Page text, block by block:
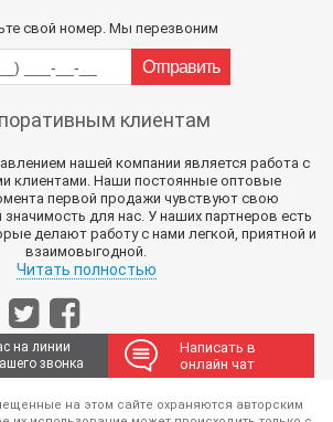
свой номер. Мы перезвоним
клиентам
нашей компании является работа с
клиентами. Наши постоянные оптовые
первой продажи чувствуют свою
для нас. У наших партнеров есть
делают работу с нами легкой, приятной и
взаимовыгодной.
Читать полностью
на линии
звонка
Написать в
онлайн чат
на этом сайте охраняются авторским